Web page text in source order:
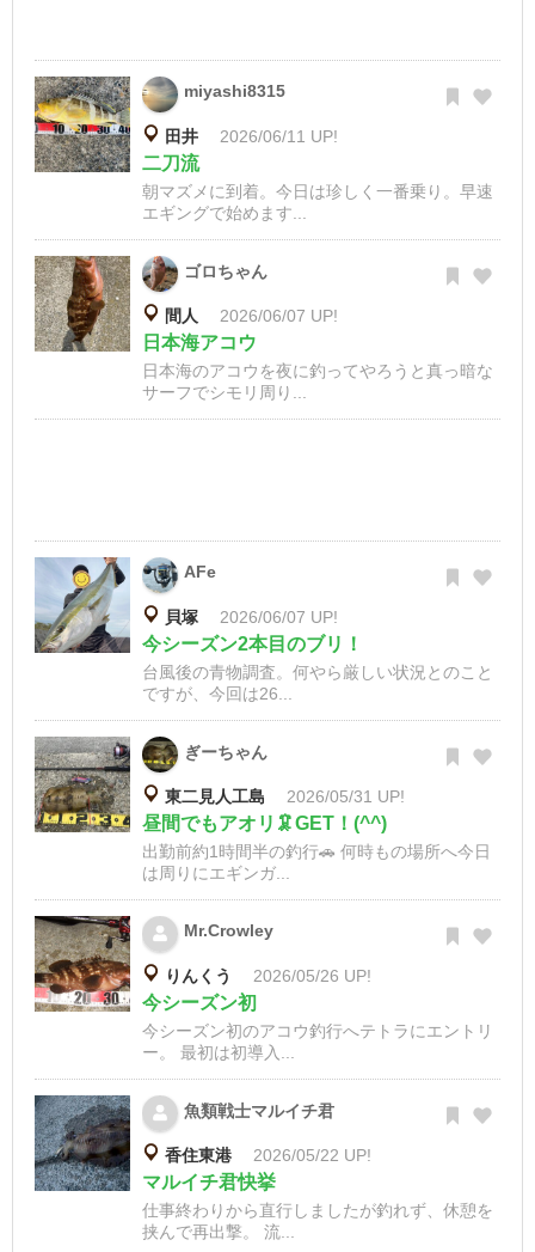
miyashi8315
田井 2026/06/11 UP!
二刀流
朝マズメに到着。今日は珍しく一番乗り。早速
エギングで始めます...
ゴロちゃん
間人 2026/06/07 UP!
日本海アコウ
日本海のアコウを夜に釣ってやろうと真っ暗な
サーフでシモリ周り...
AFe
貝塚 2026/06/07 UP!
今シーズン2本目のブリ！
台風後の青物調査。何やら厳しい状況とのこと
ですが、今回は26...
ぎーちゃん
東二見人工島 2026/05/31 UP!
昼間でもアオリ🦑GET！(^^)
出勤前約1時間半の釣行🚗 何時もの場所へ今日
は周りにエギンガ...
Mr.Crowley
りんくう 2026/05/26 UP!
今シーズン初
今シーズン初のアコウ釣行へテトラにエントリ
ー。 最初は初導入...
魚類戦士マルイチ君
香住東港 2026/05/22 UP!
マルイチ君快挙
仕事終わりから直行しましたが釣れず、休憩を
挟んで再出撃。 流...